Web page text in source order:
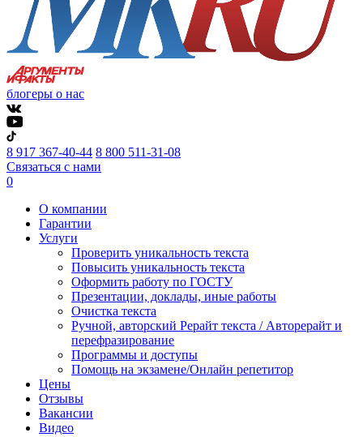
блогеры о нас
8 917 367-40-44 8 800 511-31-08
Связаться с нами
0
О компании
Гарантии
Услуги
Проверить уникальность текста
Повысить уникальность текста
Оформить работу по ГОСТУ
Презентации, доклады, иные работы
Очистка текста
Ручной, авторский Рерайт текста / Авторерайт и
перефразирование
Программы и доступы
Помощь на экзамене/Онлайн репетитор
Цены
Отзывы
Вакансии
Видео